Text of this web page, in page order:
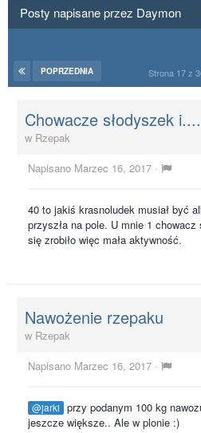
Posty napisane przez Daymon
POPRZEDNIA Strona 17 z
Chowacze słodyszek i....
w Rzepak
Napisano Marzec 16, 2017 ·
40 to jakiś krasnoludek musiał być
przyszła na pole. U mnie 1 chowacz
się zrobiło więc mała aktywność.
Nawożenie rzepaku
w Rzepak
Napisano Marzec 16, 2017 ·
@jarki
przy podanym 100 kg
jeszcze większe.. Ale w plonie :)